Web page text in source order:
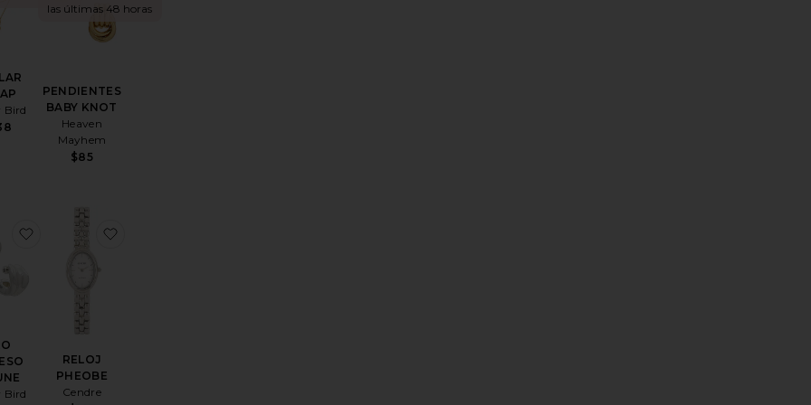
Bird
las últimas 48 horas
PENDIENTES
BABY KNOT
Heaven
Mayhem
$85
BABY KNOT
LARIAT
Bird
favoritoARO GRUESO DOUNE
RELOJ
PHEOBE
Cendre